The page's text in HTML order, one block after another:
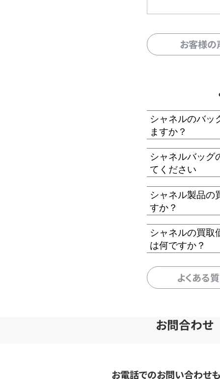
お客様
シャネルのバッ
ますか？
シャネルバッグ
てください
シャネル製品の
すか？
シャネルの買取
は何ですか？
よくある
お問合わせ
お電話でのお問い合わせ